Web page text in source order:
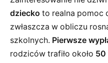
dziecko to realna pomoc
zwłaszcza w obliczu
szkolnych. Pierwsze
rodziców trafiło około 50